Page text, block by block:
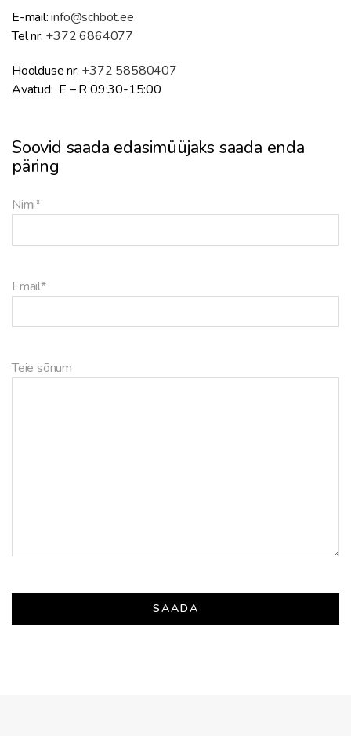
E-mail:info@schbot.ee
Tel nr: +372 6864077
Hoolduse nr: +372 58580407
Avatud: E – R 09:30-15:00
Soovid saada edasimüüjaks saada enda
päring
Nimi*
Email*
Teie sõnum